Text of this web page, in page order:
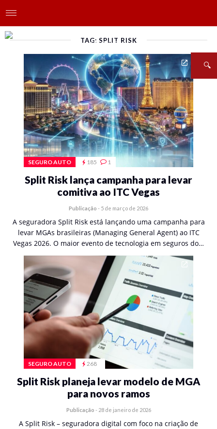
TAG: SPLIT RISK
SEGURO AUTO 185 1
Split Risk lança campanha para levar
comitiva ao ITC Vegas
Publicação - 5 de março de 2026
A seguradora Split Risk está lançando uma campanha para
levar MGAs brasileiras (Managing General Agent) ao ITC
Vegas 2026. O maior evento de tecnologia em seguros do…
SEGURO AUTO 268
Split Risk planeja levar modelo de MGA
para novos ramos
Publicação - 28 de janeiro de 2026
A Split Risk – seguradora digital com foco na criação de